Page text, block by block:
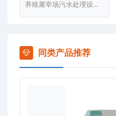
养殖屠宰场污水处理设备 卧螺离心机[LWJ型]
同类产品推荐